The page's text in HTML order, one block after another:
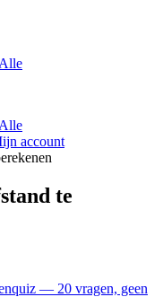
Alle
Alle
account
te
— 20 vragen, geen